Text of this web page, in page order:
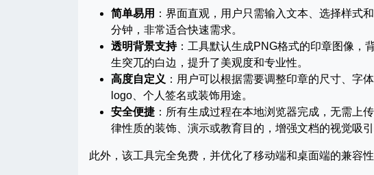
简单易用 ：界面直观，用户只需输入文本、选择样式
分钟，非常适合快速需求。
透明背景支持：工具默认生成PNG格式的印章图像，
生突兀的白边，提升了美观度和专业性。
高度自定义 ：用户可以根据需要调整印章的尺寸、字
logo、个人签名或装饰用途。
安全便捷 ：所有生成过程在本地浏览器完成，无需上
律性质的装饰、演示或教育目的，增强文档的视觉吸引
此外，该工具完全免费，并优化了移动端和桌面端的兼容